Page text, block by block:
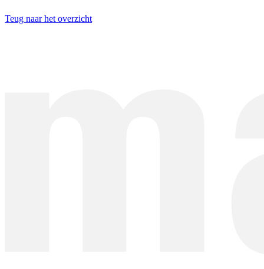
Teug naar het overzicht